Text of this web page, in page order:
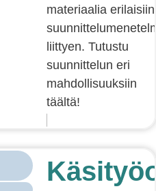
materiaalia erilaisiin
liittyen. Tutustu
suunnittelun eri
mahdollisuuksiin
täältä!